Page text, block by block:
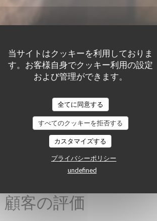
当サイトはクッキーを利用しておりま
す。お客様自身でクッキー利用の設定
および管理ができます。
全てに同意する
すべてのクッキーを拒否する
カスタマイズする
プライバシーポリシー
undefined
顧客の評価